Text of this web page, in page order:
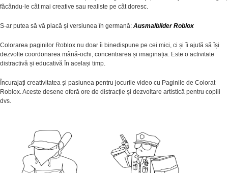
făcându-le cât mai creative sau realiste pe cât doresc.
S-ar putea să vă placă și versiunea în germană: Ausmalbilder Roblox
Colorarea paginilor Roblox nu doar îi binedispune pe cei mici, ci și îi ajută să își
dezvolte coordonarea mână-ochi, concentrarea și imaginația. Este o activitate
distractivă și educativă în același timp.
Încurajați creativitatea și pasiunea pentru jocurile video cu Paginile de Colorat
Roblox. Aceste desene oferă ore de distracție și dezvoltare artistică pentru copiii
dvs.